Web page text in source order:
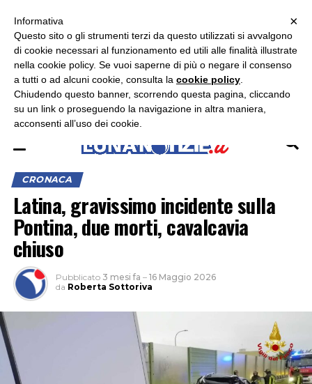
ASCOLTA RADIO LUNA
CRONACA
Latina, gravissimo incidente sulla
Pontina, due morti, cavalcavia
chiuso
Pubblicato 3 mesi fa – 16 Maggio 2026
da Roberta Sottoriva
×
×
Informativa
Questo sito o gli strumenti terzi da questo utilizzati si avvalgono
di cookie necessari al funzionamento ed utili alle finalità illustrate
nella cookie policy. Se vuoi saperne di più o negare il consenso
a tutti o ad alcuni cookie, consulta la cookie policy
Chiudendo questo banner, scorrendo questa pagina, cliccando
su un link o proseguendo la navigazione in altra maniera,
acconsenti all’uso dei cookie.